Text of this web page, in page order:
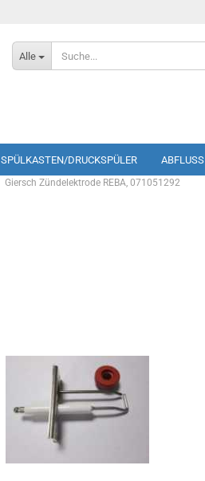
Alle
SPÜLKASTEN/DRUCKSPÜLER ABFLUSS
Giersch Zündelektrode REBA, 071051292